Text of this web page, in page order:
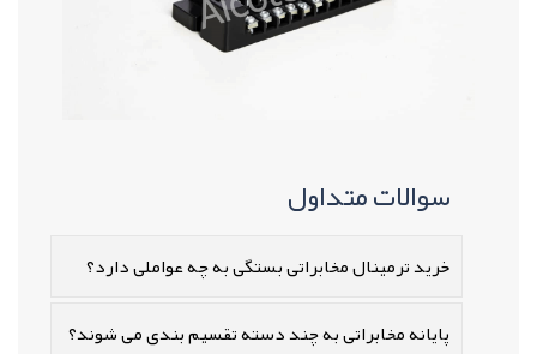
خرید ترمینال مخابراتی بستگی به چه عواملی دارد؟
پایانه مخابراتی به چند دسته تقسیم بندی می شوند؟